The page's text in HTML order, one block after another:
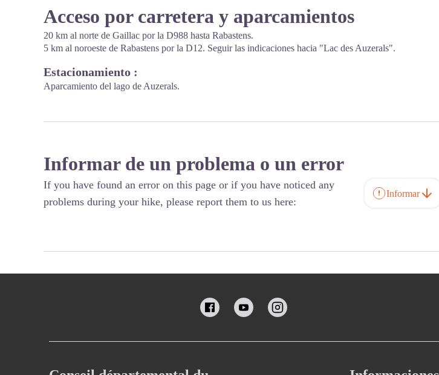
Acceso por carretera y aparcamientos
20 km al norte de Gaillac por la D988 hasta Rabastens.
5 km al noroeste de Rabastens por la D12. Seguir las indicaciones hacia "Lac des Auzerals".
Estacionamiento :
Aparcamiento del lago de Auzerals.
Informar de un problema o un error
If you have found an error on this page or if you have noticed any
problems during your hike, please report them to us here:
Informar